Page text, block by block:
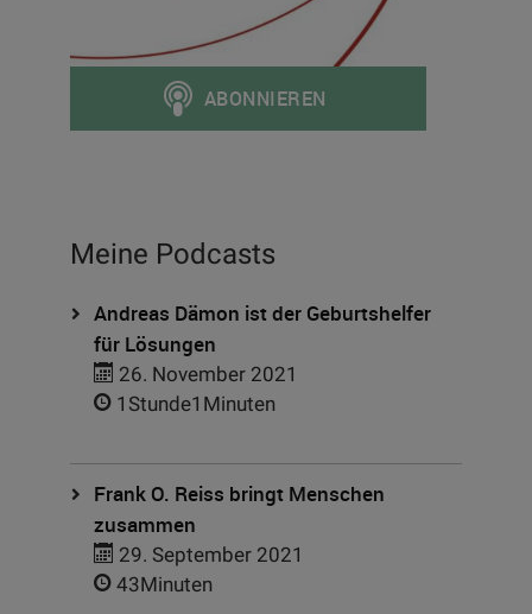
Meine Podcasts
Andreas Dämon ist der Geburtshelfer
für Lösungen
26. November 2021
1Stunde1Minuten
Frank O. Reiss bringt Menschen
zusammen
29. September 2021
43Minuten